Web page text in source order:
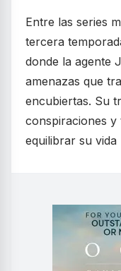
Entre las series
tercera
donde la agente
amenazas que
encubiertas. Su
conspiraciones y
equilibrar su